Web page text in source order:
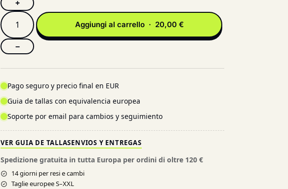
+
−
Aggiungi al carrello · 20,00 €
Pago seguro y precio final en EUR
Guia de tallas con equivalencia europea
Soporte por email para cambios y seguimiento
VER GUIA DE TALLASENVIOS Y ENTREGAS
Spedizione gratuita in tutta Europa per ordini di oltre 120 €
14 giorni per resi e cambi
Taglie europee S–XXL